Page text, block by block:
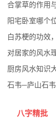
合掌草的作用
阳宅卧室哪个
白苏梗的功效
对居家的风水
厨房风水知识
八字精批